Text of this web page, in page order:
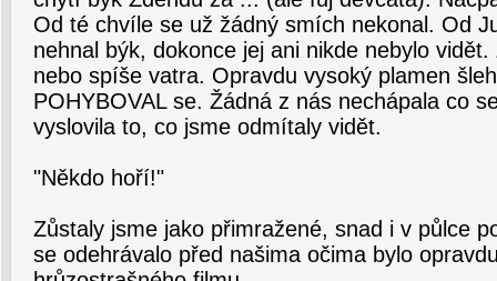
Od té chvíle se už žádný smích nekonal. Od
nehnal býk, dokonce jej ani nikde nebylo
nebo spíše vatra. Opravdu vysoký plamen
POHYBOVAL se. Žádná z nás nechápala co
vyslovila to, co jsme odmítaly vidět.
"Někdo hoří!"
Zůstaly jsme jako přimražené, snad i v půlce
se odehrávalo před našima očima bylo